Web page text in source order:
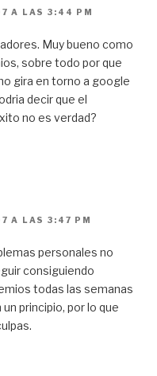
A LAS 3:44 PM
Muy bueno como
sobre todo por que
gira en torno a google
decir que el
no es verdad?
A LAS 3:47 PM
personales no
consiguiendo
todas las semanas
principio, por lo que